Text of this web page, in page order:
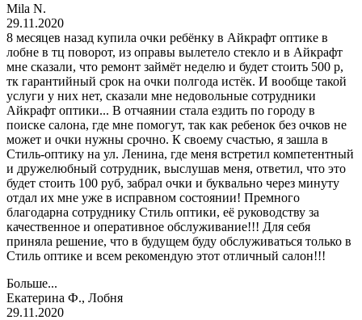
Mila N.
29.11.2020
8 месяцев назад купила очки ребёнку в Айкрафт оптике в
лобне в тц поворот, из оправы вылетело стекло и в Айкрафт
мне сказали, что ремонт займёт неделю и будет стоить 500 р,
тк гарантийный срок на очки полгода истёк. И вообще такой
услуги у них нет, сказали мне недовольные сотрудники
Айкрафт оптики... В отчаянии стала ездить по городу в
поиске салона, где мне помогут, так как ребенок без очков не
может и очки нужны срочно. К своему счастью, я зашла в
Стиль-оптику на ул. Ленина, где меня встретил компетентный
и дружелюбный сотрудник, выслушав меня, ответил, что это
будет стоить 100 руб, забрал очки и буквально через минуту
отдал их мне уже в исправном состоянии! Премного
благодарна сотруднику Стиль оптики, её руководству за
качественное и оперативное обслуживание!!! Для себя
приняла решение, что в будущем буду обслуживаться только в
Стиль оптике и всем рекомендую этот отличный салон!!!
Больше...
Екатерина Ф., Лобня
29.11.2020